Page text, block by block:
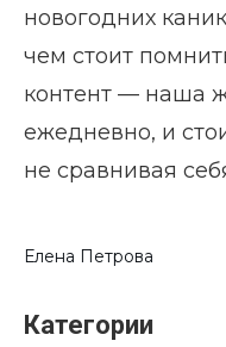
новогодних
чем стоит
контент — наша
ежедневно, и
не сравнивая
Елена Петрова
Категории